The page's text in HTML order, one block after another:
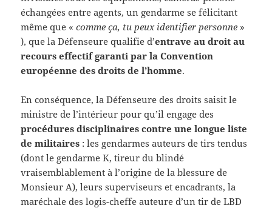
échangées entre agents, un gendarme se félicitant
même que «comme ça, tu peux identifier personne »
), que la Défenseure qualifie d’entrave au droit au
recours effectif garanti par la Convention
européenne des droits de l’homme.
En conséquence, la Défenseure des droits saisit le
ministre de l’intérieur pour qu’il engage des
procédures disciplinaires contre une longue liste
de militaires : les gendarmes auteurs de tirs tendus
(dont le gendarme K, tireur du blindé
vraisemblablement à l’origine de la blessure de
Monsieur A), leurs superviseurs et encadrants, la
maréchale des logis-cheffe auteure d’un tir de LBD